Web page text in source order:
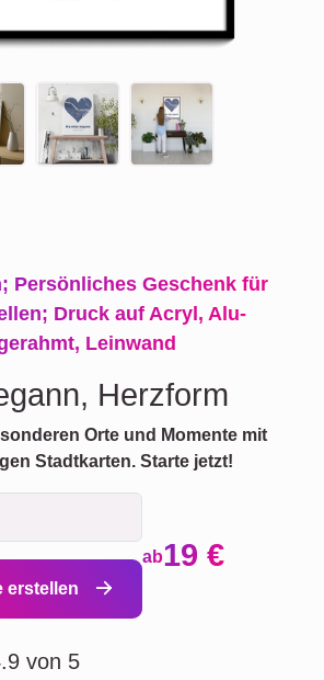
Persönliches Geschenk für
Druck auf Acryl, Alu-
Leinwand
Herzform
Orte und Momente mit
Stadtkarten. Starte jetzt!
erstellen
ab19 €
von 5